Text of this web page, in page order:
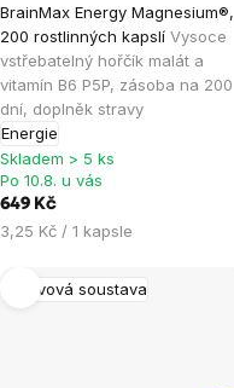
BrainMax Energy Magnesium®,
200 rostlinných kapslí Vysoce
vstřebatelný hořčík malát a
vitamín B6 P5P, zásoba na 200
dní, doplněk stravy
Energie
hodnocení
produktu
je
4,9
z
5
hvězdiček.
Skladem > 5 ks
Po 10.8. u vás
649 Kč
Měrná
3,25 Kč / 1 kapsle
Nervová soustava